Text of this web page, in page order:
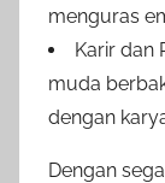
menguras
Karir dan
muda
dengan
Dengan